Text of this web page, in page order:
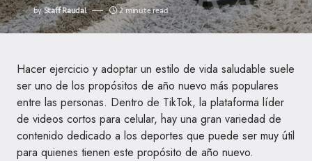
byStaff Raudal 2 minute read
Hacer ejercicio y adoptar un estilo de vida saludable suele
ser uno de los propósitos de año nuevo más populares
entre las personas. Dentro de TikTok, la plataforma líder
de videos cortos para celular, hay una gran variedad de
contenido dedicado a los deportes que puede ser muy útil
para quienes tienen este propósito de año nuevo.